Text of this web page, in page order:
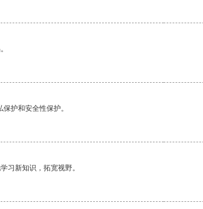
护和安全性保护。
习新知识，拓宽视野。